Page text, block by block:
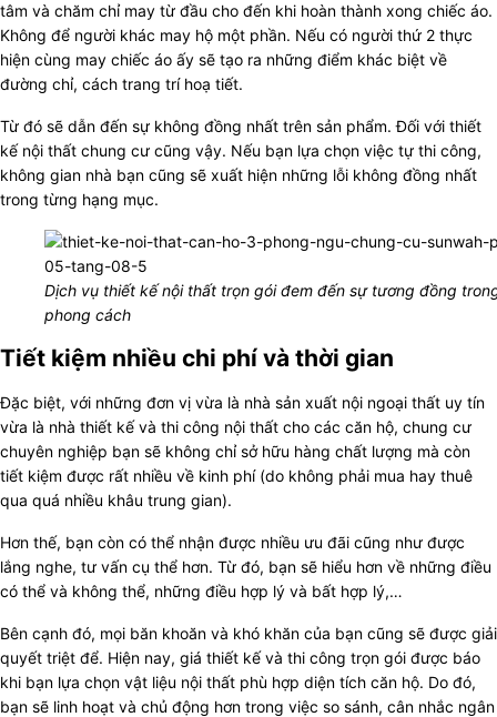
tâm và chăm chỉ may từ đầu cho đến khi hoàn thành xong chiếc áo.
Không để người khác may hộ một phần. Nếu có người thứ 2 thực
hiện cùng may chiếc áo ấy sẽ tạo ra những điểm khác biệt về
đường chỉ, cách trang trí hoạ tiết.
Từ đó sẽ dẫn đến sự không đồng nhất trên sản phẩm. Đối với thiết
kế nội thất chung cư cũng vậy. Nếu bạn lựa chọn việc tự thi công,
không gian nhà bạn cũng sẽ xuất hiện những lỗi không đồng nhất
trong từng hạng mục.
Dịch vụ thiết kế nội thất trọn gói đem đến sự tương đồng
phong cách
Tiết kiệm nhiều chi phí và thời gian
Đặc biệt, với những đơn vị vừa là nhà sản xuất nội ngoại thất uy tín
vừa là nhà thiết kế và thi công nội thất cho các căn hộ, chung cư
chuyên nghiệp bạn sẽ không chỉ sở hữu hàng chất lượng mà còn
tiết kiệm được rất nhiều về kinh phí (do không phải mua hay thuê
qua quá nhiều khâu trung gian).
Hơn thế, bạn còn có thể nhận được nhiều ưu đãi cũng như được
lắng nghe, tư vấn cụ thể hơn. Từ đó, bạn sẽ hiểu hơn về những điều
có thể và không thể, những điều hợp lý và bất hợp lý,…
Bên cạnh đó, mọi băn khoăn và khó khăn của bạn cũng sẽ được giải
quyết triệt để. Hiện nay, giá thiết kế và thi công trọn gói được báo
khi bạn lựa chọn vật liệu nội thất phù hợp diện tích căn hộ. Do đó,
bạn sẽ linh hoạt và chủ động hơn trong việc so sánh, cân nhắc ngân